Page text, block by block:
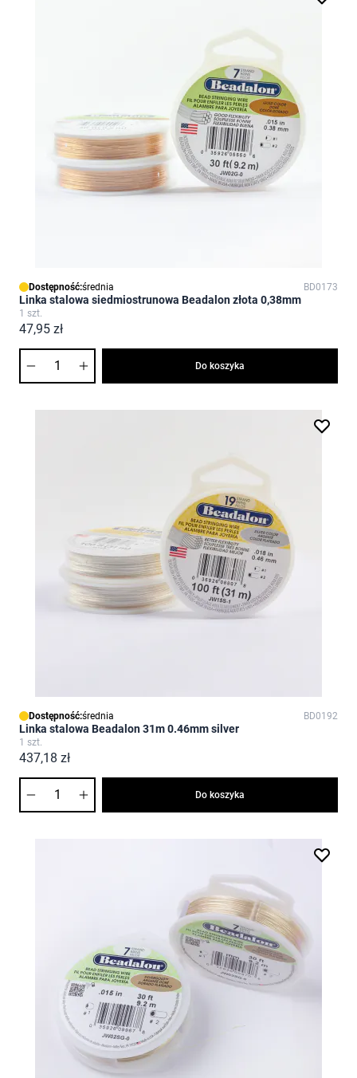
Dostępność:średnia BD0173
Linka stalowa siedmiostrunowa Beadalon złota 0,38mm
1 szt.
47,95 zł
Do koszyka
Dostępność:średnia BD0192
Linka stalowa Beadalon 31m 0.46mm silver
1 szt.
437,18 zł
Do koszyka